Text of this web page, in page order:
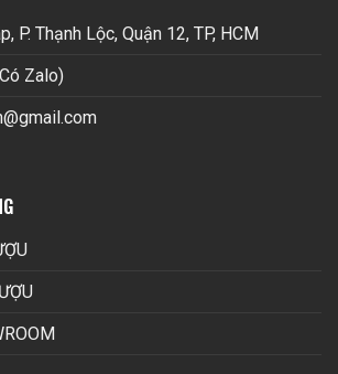
P. Thạnh Lộc, Quận 12, TP, HCM
Zalo)